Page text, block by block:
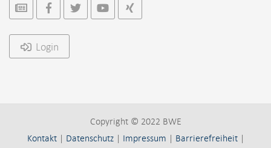
Login
Copyright © 2022 BWE
Kontakt| Datenschutz| Impressum | Barrierefreiheit|